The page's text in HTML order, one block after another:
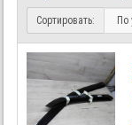
Сортировать: